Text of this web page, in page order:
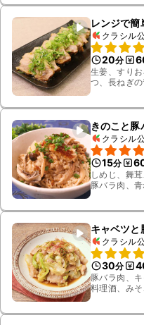
レンジで
クラシル
20分
生姜、すり
つ、長ねぎ
きのこと豚
クラシル
15分
しめじ、舞
豚バラ肉、
キャベツと
クラシル
30分
豚バラ肉、
料理酒、み